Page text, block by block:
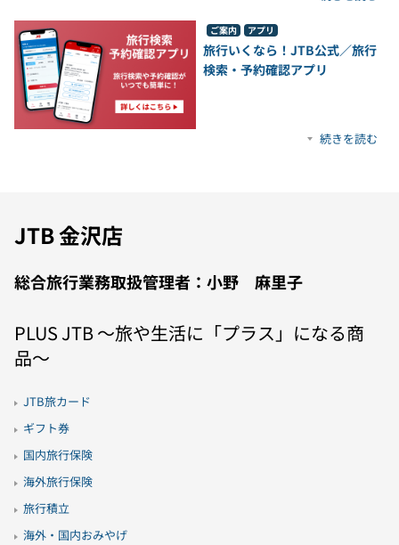
ご案内 アプリ
旅行いくなら！JTB公式／旅行
検索・予約確認アプリ
続きを読む
JTB 金沢店
総合旅行業務取扱管理者：小野 麻里子
PLUS JTB 〜旅や生活に「プラス」になる商
品〜
JTB旅カード
ギフト券
国内旅行保険
海外旅行保険
旅行積立
海外・国内おみやげ